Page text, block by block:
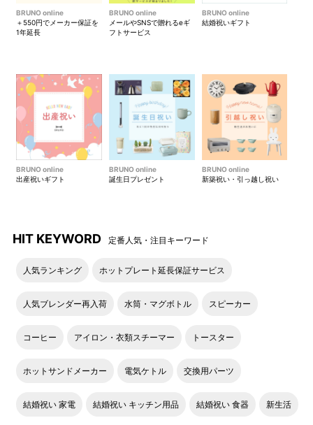
BRUNO online
＋550円でメーカー保証を
1年延長
BRUNO online
メールやSNSで贈れるeギ
フトサービス
BRUNO online
結婚祝いギフト
BRUNO online
出産祝いギフト
BRUNO online
誕生日プレゼント
BRUNO online
新築祝い・引っ越し祝い
HIT KEYWORD 定番人気・注目キーワード
人気ランキング ホットプレート延長保証サービス
人気ブレンダー再入荷 水筒・マグボトル スピーカー
コーヒー アイロン・衣類スチーマー トースター
ホットサンドメーカー 電気ケトル 交換用パーツ
結婚祝い 家電 結婚祝い キッチン用品 結婚祝い 食器 新生活